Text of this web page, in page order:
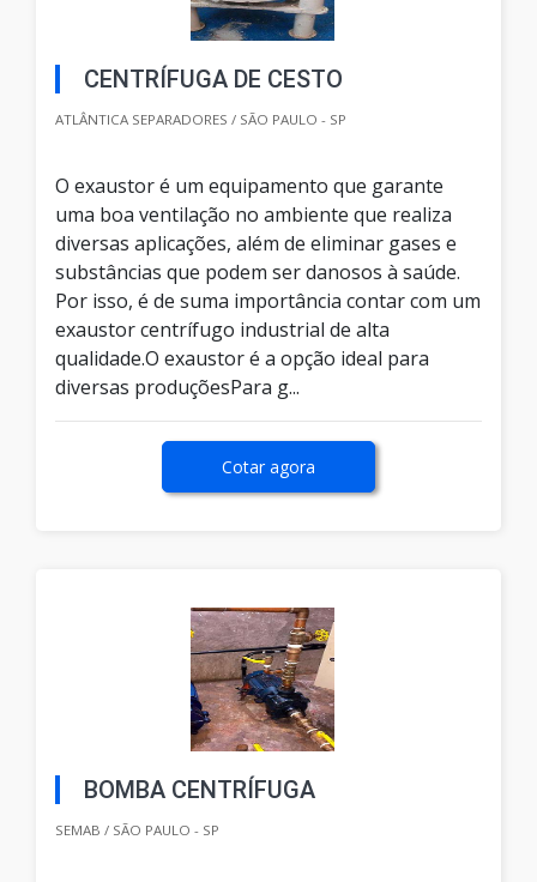
CENTRÍFUGA DE CESTO
ATLÂNTICA SEPARADORES / SÃO PAULO - SP
O exaustor é um equipamento que garante
uma boa ventilação no ambiente que realiza
diversas aplicações, além de eliminar gases e
substâncias que podem ser danosos à saúde.
Por isso, é de suma importância contar com um
exaustor centrífugo industrial de alta
qualidade.O exaustor é a opção ideal para
diversas produçõesPara g...
Cotar agora
BOMBA CENTRÍFUGA
SEMAB / SÃO PAULO - SP